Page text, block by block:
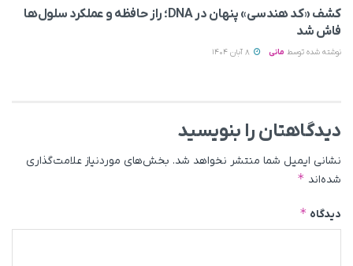
کشف «کد هندسی» پنهان در DNA؛ راز حافظه و عملکرد سلول‌ها
فاش شد
نوشته شده توسط مانی
دیدگاهتان را بنویسید
نشانی ایمیل شما منتشر نخواهد شد. بخش‌های موردنیاز علامت‌گذاری
شده‌اند *
دیدگاه *